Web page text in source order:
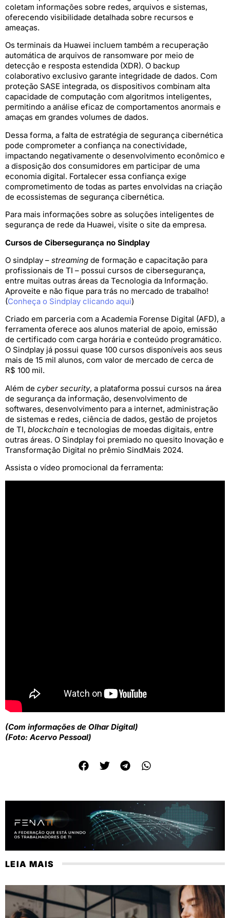
coletam informações sobre redes, arquivos e sistemas,
oferecendo visibilidade detalhada sobre recursos e
ameaças.
Os terminais da Huawei incluem também a recuperação
automática de arquivos de ransomware por meio de
detecção e resposta estendida (XDR). O backup
colaborativo exclusivo garante integridade de dados. Com
proteção SASE integrada, os dispositivos combinam alta
capacidade de computação com algoritmos inteligentes,
permitindo a análise eficaz de comportamentos anormais e
amaças em grandes volumes de dados.
Dessa forma, a falta de estratégia de segurança cibernética
pode comprometer a confiança na conectividade,
impactando negativamente o desenvolvimento econômico e
a disposição dos consumidores em participar de uma
economia digital. Fortalecer essa confiança exige
comprometimento de todas as partes envolvidas na criação
de ecossistemas de segurança cibernética.
Para mais informações sobre as soluções inteligentes de
segurança de rede da Huawei, visite o site da empresa.
Cursos de Cibersegurança no Sindplay
O sindplay – streaming de formação e capacitação para
profissionais de TI – possui cursos de cibersegurança,
entre muitas outras áreas da Tecnologia da Informação.
Aproveite e não fique para trás no mercado de trabalho!
(Conheça o Sindplay clicando aqui)
Criado em parceria com a Academia Forense Digital (AFD), a
ferramenta oferece aos alunos material de apoio, emissão
de certificado com carga horária e conteúdo programático.
O Sindplay já possui quase 100 cursos disponíveis aos seus
mais de 15 mil alunos, com valor de mercado de cerca de
R$ 100 mil.
Além de cyber security, a plataforma possui cursos na área
de segurança da informação, desenvolvimento de
softwares, desenvolvimento para a internet, administração
de sistemas e redes, ciência de dados, gestão de projetos
de TI, blockchain e tecnologias de moedas digitais, entre
outras áreas. O Sindplay foi premiado no quesito Inovação e
Transformação Digital no prêmio SindMais 2024.
Assista o vídeo promocional da ferramenta:
(Com informações de Olhar Digital)
(Foto: Acervo Pessoal)
LEIA MAIS